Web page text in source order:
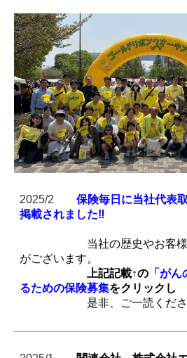
2025/2
保険毎日に当社代表
掲載されました‼
当社の歴史やお客
がございます。
上記記載↑の 「が
るための保険募集をクリックし
是非、ご一読くださ